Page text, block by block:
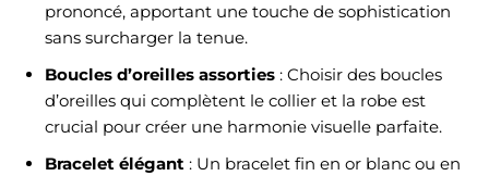
prononcé, apportant une touche de sophistication
sans surcharger la tenue.
Boucles d’oreilles assorties : Choisir des boucles
d’oreilles qui complètent le collier et la robe est
crucial pour créer une harmonie visuelle parfaite.
Bracelet élégant : Un bracelet fin en or blanc ou en